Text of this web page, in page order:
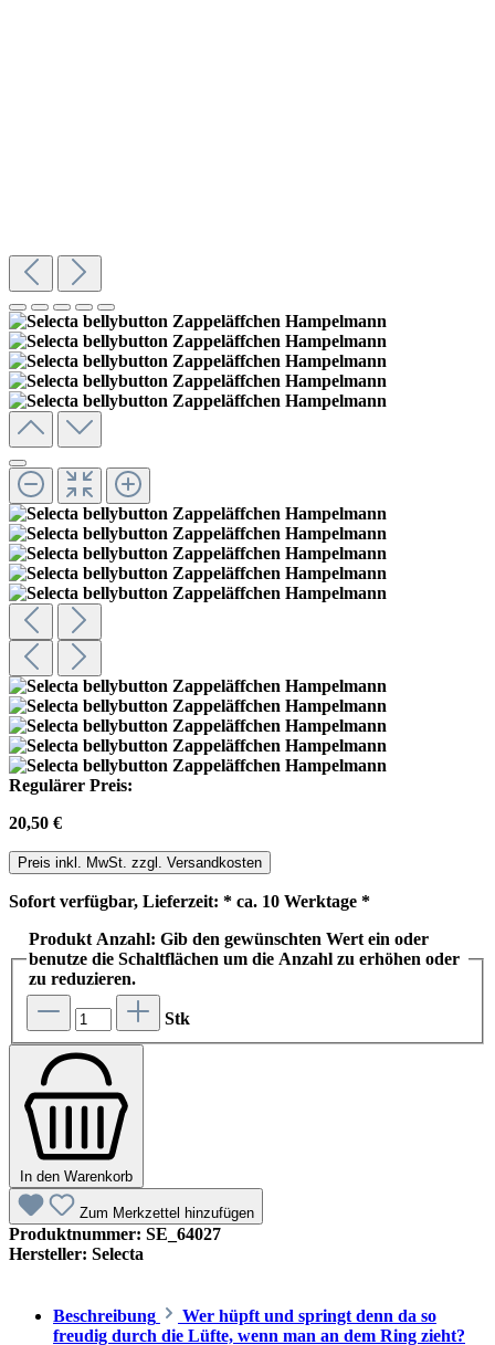
Regulärer Preis:
20,50 €
Preis inkl. MwSt. zzgl. Versandkosten
Sofort verfügbar, Lieferzeit: * ca. 10 Werktage *
Produkt Anzahl: Gib den gewünschten Wert ein oder
benutze die Schaltflächen um die Anzahl zu erhöhen oder
zu reduzieren.
Stk
In den Warenkorb
Zum Merkzettel hinzufügen
Produktnummer: SE_64027
Hersteller: Selecta
Beschreibung
Wer hüpft und springt denn da so
freudig durch die Lüfte, wenn man an dem Ring zieht?